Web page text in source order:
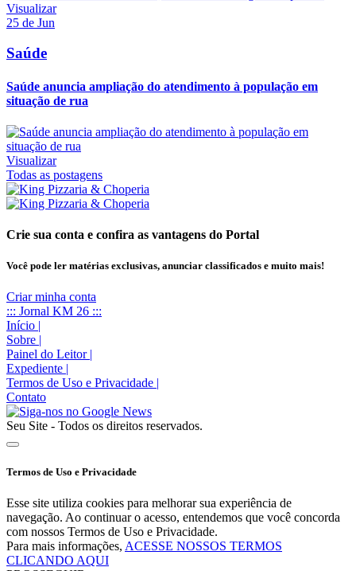
Visualizar
25 de Jun
Saúde
Saúde anuncia ampliação do atendimento à população em
situação de rua
Visualizar
Todas as postagens
Crie sua conta e confira as vantagens do Portal
Você pode ler matérias exclusivas, anunciar classificados e muito mais!
Criar minha conta
::: Jornal KM 26 :::
Início
Sobre
Painel do Leitor
Expediente
Termos de Uso e Privacidade
Contato
Seu Site - Todos os direitos reservados.
Termos de Uso e Privacidade
Esse site utiliza cookies para melhorar sua experiência de
navegação. Ao continuar o acesso, entendemos que você concorda
com nossos Termos de Uso e Privacidade.
Para mais informações, ACESSE NOSSOS TERMOS
CLICANDO AQUI